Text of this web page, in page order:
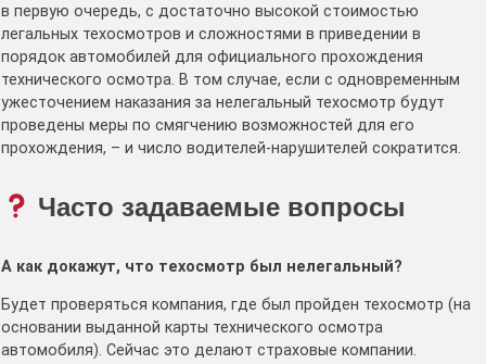
в первую очередь, с достаточно высокой стоимостью
легальных техосмотров и сложностями в приведении в
порядок автомобилей для официального прохождения
технического осмотра. В том случае, если с одновременным
ужесточением наказания за нелегальный техосмотр будут
проведены меры по смягчению возможностей для его
прохождения, – и число водителей-нарушителей сократится.
Часто задаваемые вопросы
А как докажут, что техосмотр был нелегальный?
Будет проверяться компания, где был пройден техосмотр (на
основании выданной карты технического осмотра
автомобиля). Сейчас это делают страховые компании.